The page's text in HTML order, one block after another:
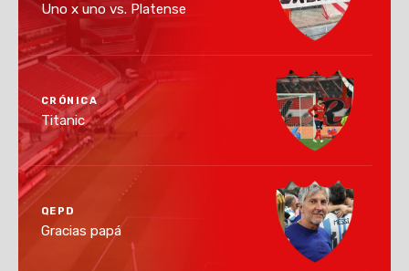
Uno x uno vs. Platense
CRÓNICA
Titanic
QEPD
Gracias papá